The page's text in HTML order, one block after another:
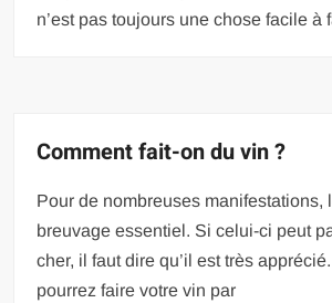
n’est pas toujours une chose facile à
Comment fait-on du vin ?
Pour de nombreuses manifestations,
breuvage essentiel. Si celui-ci peut
cher, il faut dire qu’il est très
pourrez faire votre vin par